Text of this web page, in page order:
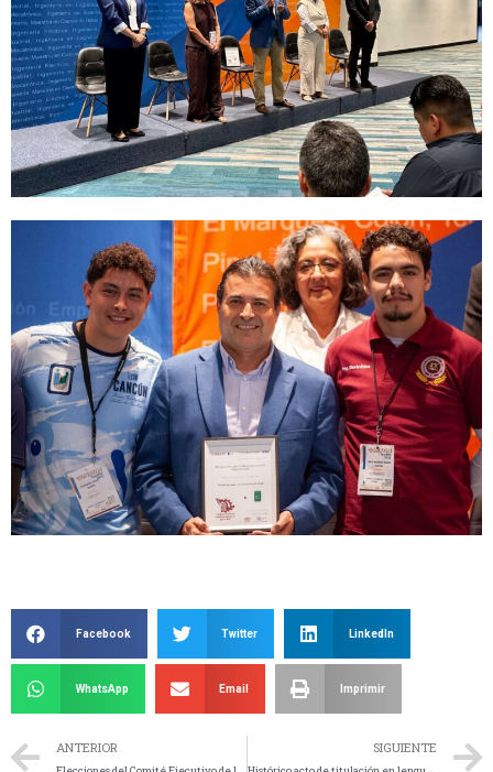
Facebook Twitter LinkedIn
WhatsApp Email Imprimir
ANTERIOR SIGUIENTE